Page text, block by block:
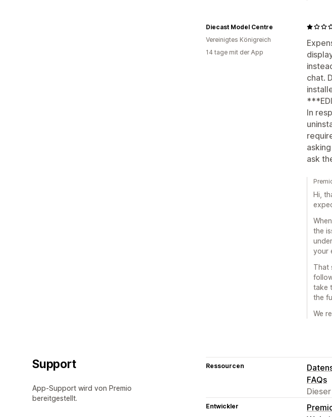
chat.
In
ask
Diecast Model Centre
Vereinigtes Königreich
14 tage mit der App
Hi,
the
your
That
take
the
We
Support
App-Support wird von Premio
bereitgestellt.
Ressourcen
FAQs
Entwickler